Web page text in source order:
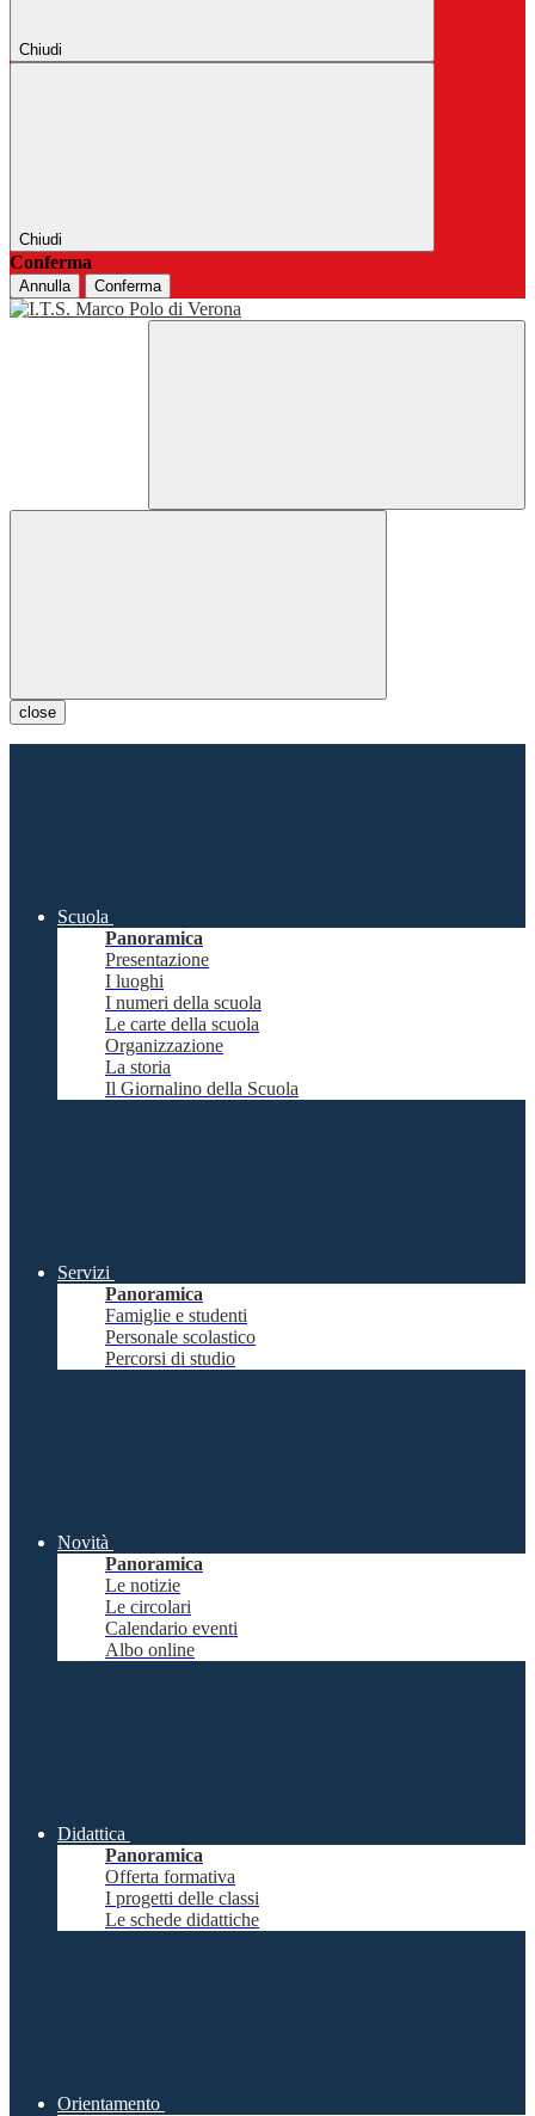
Chiudi
Chiudi
Conferma
Annulla Conferma
close
Scuola
Panoramica
Presentazione
I luoghi
I numeri della scuola
Le carte della scuola
Organizzazione
La storia
Il Giornalino della Scuola
Servizi
Panoramica
Famiglie e studenti
Personale scolastico
Percorsi di studio
Novità
Panoramica
Le notizie
Le circolari
Calendario eventi
Albo online
Didattica
Panoramica
Offerta formativa
I progetti delle classi
Le schede didattiche
Orientamento